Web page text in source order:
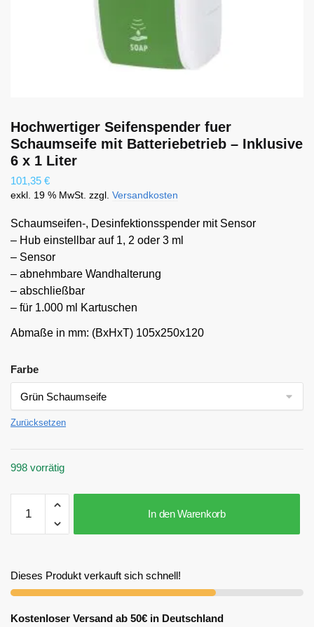
Hochwertiger Seifenspender fuer
Schaumseife mit Batteriebetrieb – Inklusive
6 x 1 Liter
101,35 €
exkl. 19 % MwSt. zzgl. Versandkosten
Schaumseifen-, Desinfektionsspender mit Sensor
– Hub einstellbar auf 1, 2 oder 3 ml
– Sensor
– abnehmbare Wandhalterung
– abschließbar
– für 1.000 ml Kartuschen
Abmaße in mm: (BxHxT) 105x250x120
Farbe
Zurücksetzen
998 vorrätig
In den Warenkorb
Dieses Produkt verkauft sich schnell!
Kostenloser Versand ab 50€ in Deutschland